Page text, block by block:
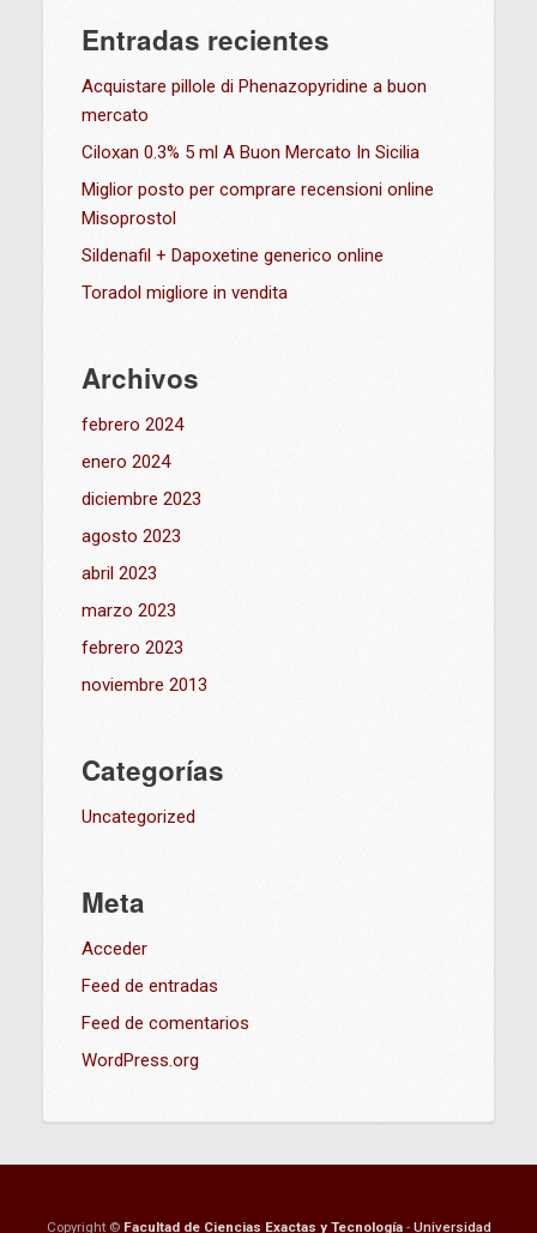
Entradas recientes
Acquistare pillole di Phenazopyridine a buon
mercato
Ciloxan 0.3% 5 ml A Buon Mercato In Sicilia
Miglior posto per comprare recensioni online
Misoprostol
Sildenafil + Dapoxetine generico online
Toradol migliore in vendita
Archivos
febrero 2024
enero 2024
diciembre 2023
agosto 2023
abril 2023
marzo 2023
febrero 2023
noviembre 2013
Categorías
Uncategorized
Meta
Acceder
Feed de entradas
Feed de comentarios
WordPress.org
Copyright © Facultad de Ciencias Exactas y Tecnología- Universidad